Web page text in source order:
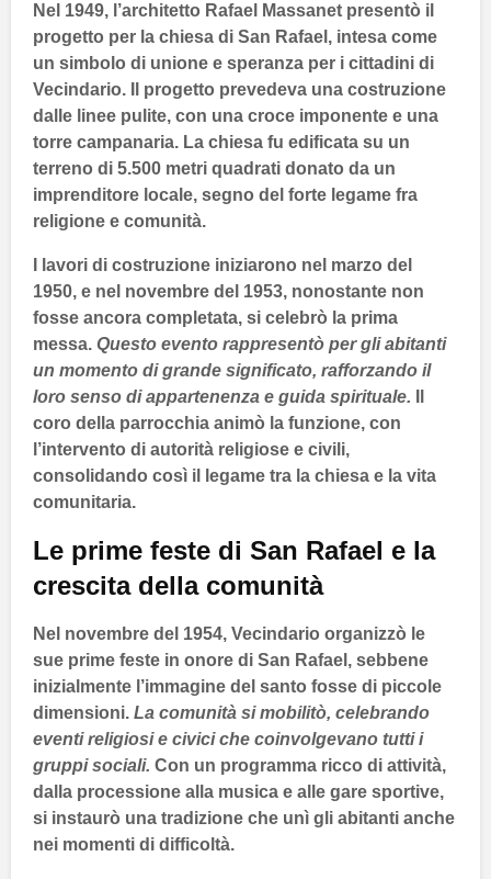
Nel 1949, l’architetto Rafael Massanet presentò il
progetto per la chiesa di San Rafael , intesa come
un simbolo di unione e speranza per i cittadini di
Vecindario. Il progetto prevedeva una costruzione
dalle linee pulite, con una croce imponente e una
torre campanaria. La chiesa fu edificata su un
terreno di 5.500 metri quadrati donato da un
imprenditore locale, segno del forte legame fra
religione e comunità.
I lavori di costruzione iniziarono nel marzo del
1950, e nel novembre del 1953, nonostante non
fosse ancora completata, si celebrò la prima
messa. Questo evento rappresentò per gli abitanti
un momento di grande significato, rafforzando il
loro senso di appartenenza e guida spirituale.
coro della parrocchia animò la funzione, con
l’intervento di autorità religiose e civili,
consolidando così il legame tra la chiesa e la vita
comunitaria.
Le prime feste di San Rafael e la
crescita della comunità
Nel novembre del 1954, Vecindario organizzò le
sue prime feste in onore di San Rafael , sebbene
inizialmente l’immagine del santo fosse di piccole
dimensioni. La comunità si mobilitò, celebrando
eventi religiosi e civici che coinvolgevano tutti i
gruppi sociali. Con un programma ricco di attività,
dalla processione alla musica e alle gare sportive,
si instaurò una tradizione che unì gli abitanti anche
nei momenti di difficoltà.